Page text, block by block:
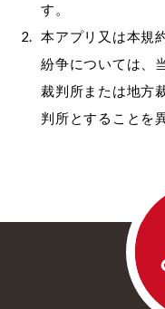
す。
本アプリ又は本規
紛争については、
裁判所または地方
判所とすることを